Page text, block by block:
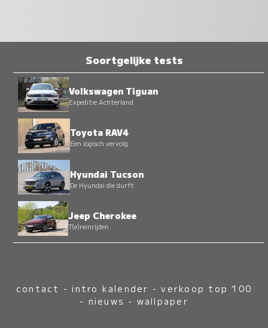
Soortgelijke tests
Volkswagen Tiguan
Expeditie Achterland
Toyota RAV4
Een logisch vervolg
Hyundai Tucson
De Hyundai die durft
Jeep Cherokee
T(e)reinrijden
contact -intro kalender -verkoop top 100
- nieuws - wallpaper